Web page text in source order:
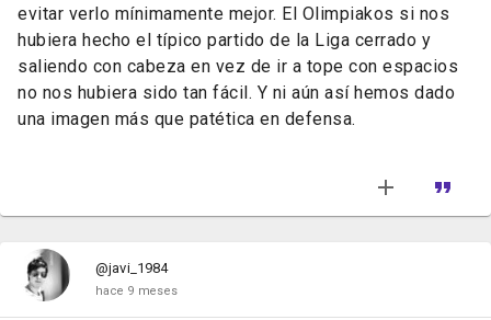
evitar verlo mínimamente mejor. El Olimpiakos si nos
hubiera hecho el típico partido de la Liga cerrado y
saliendo con cabeza en vez de ir a tope con espacios
no nos hubiera sido tan fácil. Y ni aún así hemos dado
una imagen más que patética en defensa.
@javi_1984
hace 9 meses